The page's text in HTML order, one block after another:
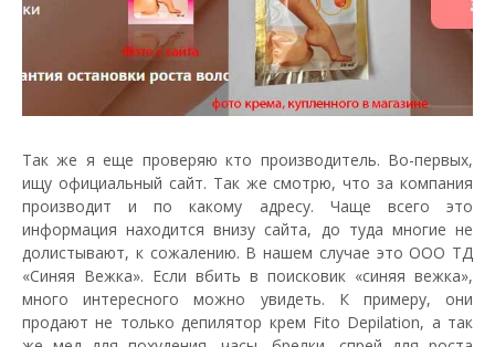
Так же я еще проверяю кто производитель. Во-первых,
ищу официальный сайт. Так же смотрю, что за компания
производит и по какому адресу. Чаще всего это
информация находится внизу сайта, до туда многие не
долистывают, к сожалению. В нашем случае это ООО ТД
«Синяя Вежка». Если вбить в поисковик «синяя вежка»,
много интересного можно увидеть. К примеру, они
продают не только депилятор крем Fito Depilation, а так